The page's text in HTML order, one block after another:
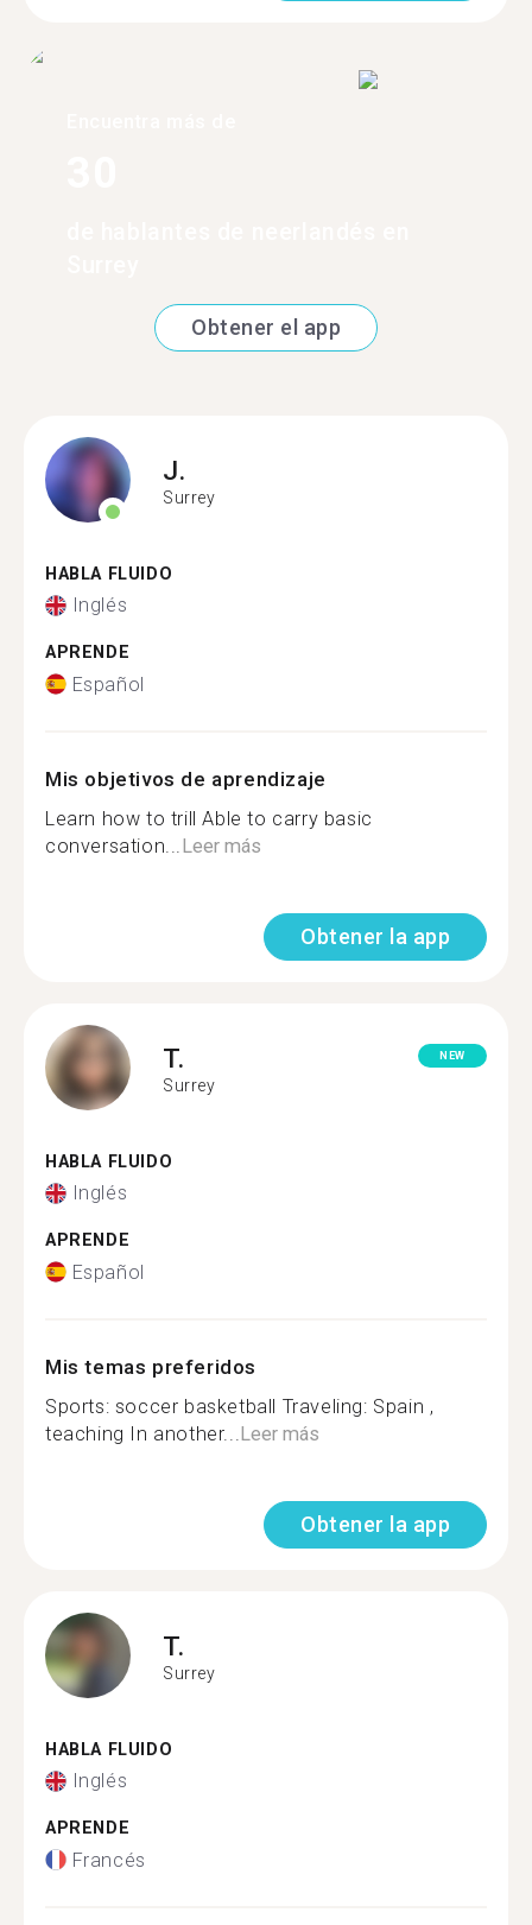
Obtener el app
J.
Surrey
HABLA FLUIDO
Inglés
APRENDE
Español
Mis objetivos de aprendizaje
Learn how to trill Able to carry basic
conversation... Leer más
Obtener la app
T.
Surrey
NEW
HABLA FLUIDO
Inglés
APRENDE
Español
Mis temas preferidos
Sports: soccer basketball Traveling: Spain ,
teaching In another... Leer más
Obtener la app
T.
Surrey
HABLA FLUIDO
Inglés
APRENDE
Francés